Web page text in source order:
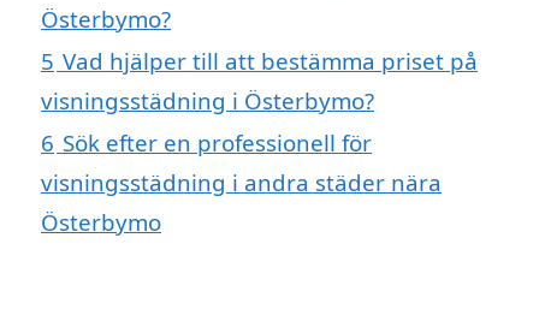
Österbymo?
5 Vad hjälper till att bestämma priset på
visningsstädning i Österbymo?
6 Sök efter en professionell för
visningsstädning i andra städer nära
Österbymo